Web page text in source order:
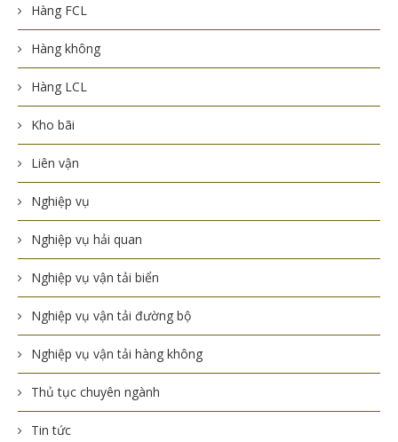
Hàng FCL
Hàng không
Hàng LCL
Kho bãi
Liên vận
Nghiệp vụ
Nghiệp vụ hải quan
Nghiệp vụ vận tải biển
Nghiệp vụ vận tải đường bộ
Nghiệp vụ vận tải hàng không
Thủ tục chuyên ngành
Tin tức